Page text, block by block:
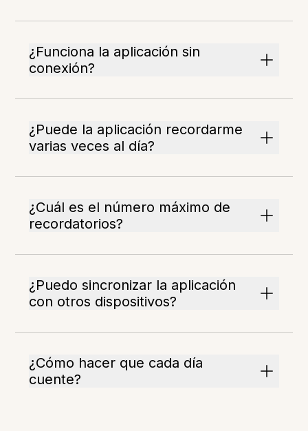
¿Funciona la aplicación sin
conexión?
¿Puede la aplicación recordarme
varias veces al día?
¿Cuál es el número máximo de
recordatorios?
¿Puedo sincronizar la aplicación
con otros dispositivos?
¿Cómo hacer que cada día
cuente?